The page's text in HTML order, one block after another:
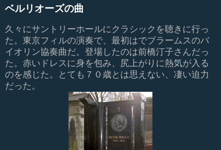
ベルリオーズの曲
久々にサントリーホールにクラシックを聴きに行っ
た。東京フィルの演奏で、最初はでブラームスのバ
イオリン協奏曲だ。登場したのは前橋汀子さんだっ
た。赤いドレスに身を包み、尻上がりに熱気が入る
のを感じた。とても７０歳とは思えない、凄い迫力
だった。